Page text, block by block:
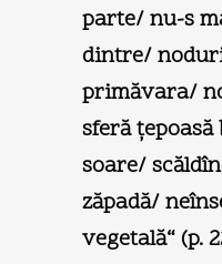
parte/ nu-s
dintre/
primăvara/
sferă
soare/
zăpadă/
vegetală“ (p.